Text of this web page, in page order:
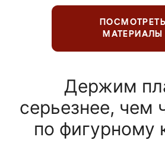
ПОСМОТРЕТЬ
МАТЕРИАЛЫ
Держим
серьезнее, чем
по фигурному